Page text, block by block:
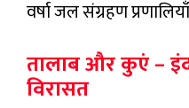
वर्षा जल संग्रहण
तालाब और कुएं –
विरासत